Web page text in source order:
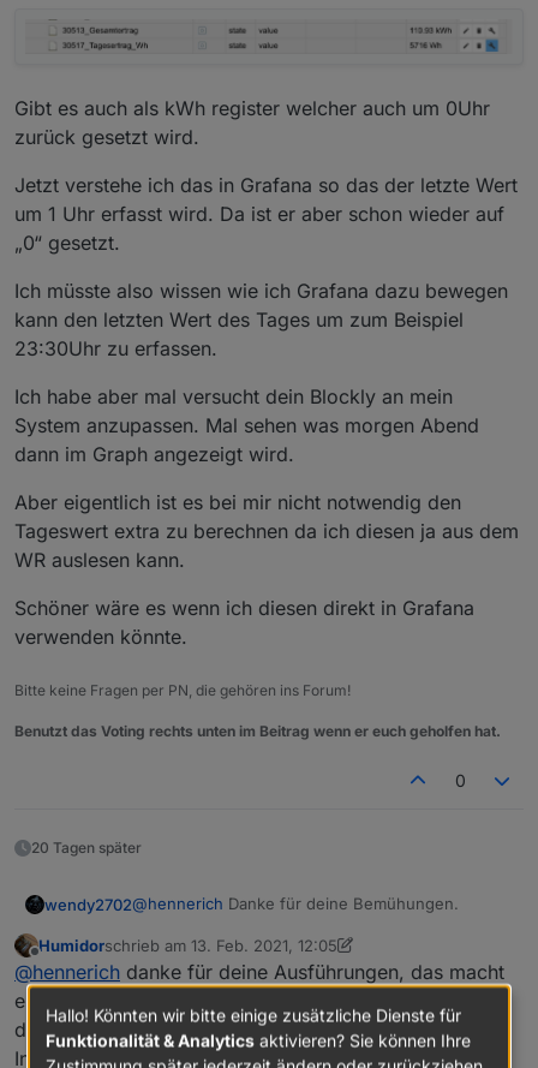
Gibt es auch als kWh register welcher auch um 0Uhr
zurück gesetzt wird.
Jetzt verstehe ich das in Grafana so das der letzte Wert
um 1 Uhr erfasst wird. Da ist er aber schon wieder auf
„0“ gesetzt.
Ich müsste also wissen wie ich Grafana dazu bewegen
kann den letzten Wert des Tages um zum Beispiel
23:30Uhr zu erfassen.
Ich habe aber mal versucht dein Blockly an mein
System anzupassen. Mal sehen was morgen Abend
dann im Graph angezeigt wird.
Aber eigentlich ist es bei mir nicht notwendig den
Tageswert extra zu berechnen da ich diesen ja aus dem
WR auslesen kann.
Schöner wäre es wenn ich diesen direkt in Grafana
verwenden könnte.
Bitte keine Fragen per PN, die gehören ins Forum!
Benutzt das Voting rechts unten im Beitrag wenn er euch geholfen hat.
0
20 Tagen später
wendy2702@hennerich Danke für deine Bemühungen.
Der Reset um 0Uhr kommt bei mir von den WRs.
Das macht SMA automatisch mit dem Tageswert
starten zu lassen.
Tagesertrag bis 0Uhr stehen:
Offline
Humidorschrieb am 13. Feb. 2021, 12:05
zuletzt editiert von Humidor
@hennerich danke für deine Ausführungen, das macht
es viel einfacher !!
dennoch habe ich ein Problem mit meiner Modbus
Instanz.
Hallo! Könnten wir bitte einige zusätzliche Dienste für
Funktionalität & Analytics aktivieren? Sie können Ihre